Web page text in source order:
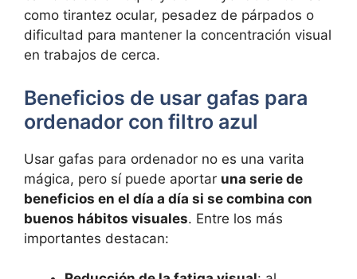
como tirantez ocular, pesadez de párpados o
dificultad para mantener la concentración visual
en trabajos de cerca.
Beneficios de usar gafas para
ordenador con filtro azul
Usar gafas para ordenador no es una varita
mágica, pero sí puede aportar una serie de
beneficios en el día a día si se combina con
buenos hábitos visuales. Entre los más
importantes destacan: